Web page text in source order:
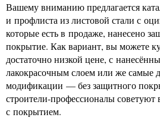
Вашему вниманию предлагается
и профлиста из листовой стали с
которые есть в продаже, нанесено
покрытие. Как вариант, вы можете
достаточно низкой цене, с
лакокрасочным слоем или же самые
модификации — без защитного
строители-профессионалы советуют
с покрытием.